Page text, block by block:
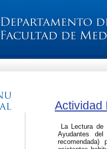
Actividad
La Lectura de
Ayudantes